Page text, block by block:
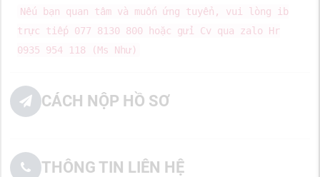
Nếu bạn quan tâm và muốn ứng tuyển, vui lòng ib
trực tiếp 077 8130 800 hoặc gửi Cv qua zalo Hr
0935 954 118 (Ms Như)
CÁCH NỘP HỒ SƠ
THÔNG TIN LIÊN HỆ